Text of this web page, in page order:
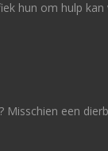
hun om hulp
een